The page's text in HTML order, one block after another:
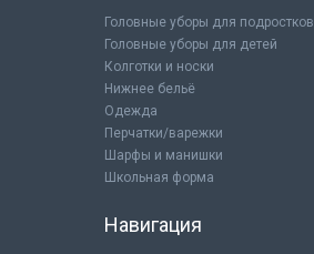
Головные уборы для подростков
Головные уборы для детей
Колготки и носки
Нижнее бельё
Одежда
Перчатки/варежки
Шарфы и манишки
Школьная форма
Навигация